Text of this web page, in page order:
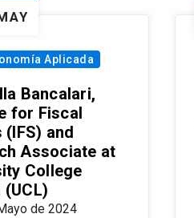
Aplicada
Bancalari,
for Fiscal
(IFS) and
Associate at
College
de 2024